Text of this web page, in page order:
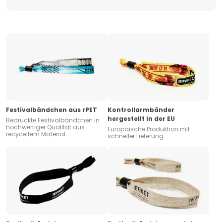
Festivalbändchen aus rPET
Bedruckte Festivalbändchen in
hochwertiger Qualität aus
recyceltem Material
Kontrollarmbänder
hergestellt in der EU
Europäische Produktion mit
schneller Lieferung